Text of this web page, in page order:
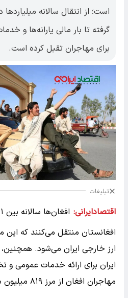
است؛ از انتقال سالانه میلیاردها
گرفته تا بار مالی یارانه‌ها و
برای مهاجران تقبل کرده است.
تبلیغات
اقتصادایرانی:
افغانستان منتقل می‌کنند که
ارز خارجی ایران می‌شود.
ایران برای ارائه خدمات عمومی و
مهاجران افغان از مرز ۸۱۹ میلیون دلار عبور کرده است.